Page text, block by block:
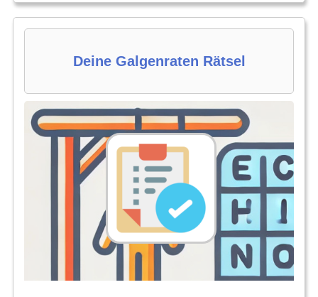
Deine Galgenraten Rätsel